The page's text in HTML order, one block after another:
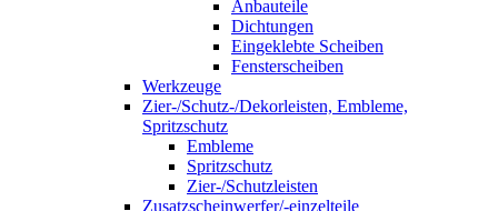
Anbauteile
Dichtungen
Eingeklebte Scheiben
Fensterscheiben
Werkzeuge
Zier-/Schutz-/Dekorleisten, Embleme,
Spritzschutz
Embleme
Spritzschutz
Zier-/Schutzleisten
Zusatzscheinwerfer/-einzelteile